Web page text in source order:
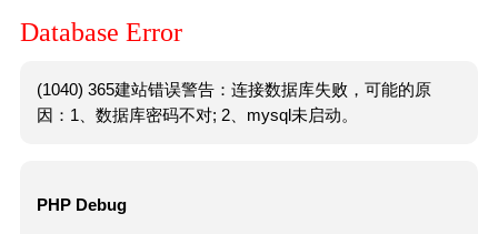
Database Error
(1040) 365建站错误警告：连接数据库失败，可能的原
因：1、数据库密码不对; 2、mysql未启动。
PHP Debug